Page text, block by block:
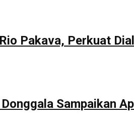
Pakava, Perkuat
Sampaikan